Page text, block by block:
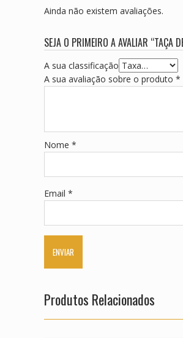
Ainda não existem avaliações.
SEJA O PRIMEIRO A AVALIAR “TAÇA
A sua classificação
A sua avaliação sobre o produto *
Nome *
Email *
Produtos Relacionados